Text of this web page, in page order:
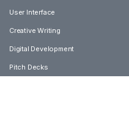
User Interface
Creative Writing
Digital Development
Pitch Decks